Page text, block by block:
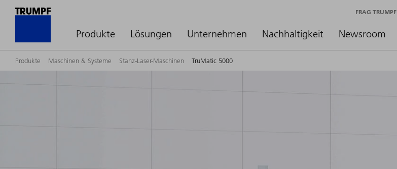
Produkte Lösungen Unternehmen Nachhaltigkeit Newsroom
FRAG TRUMPF
Produkte Maschinen & Systeme Stanz-Laser-Maschinen TruMatic 5000